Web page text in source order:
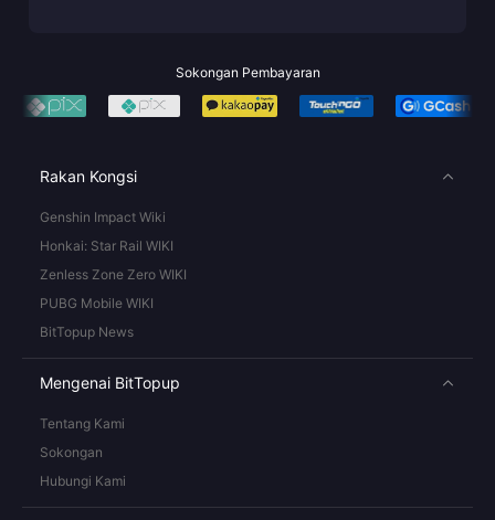
Sokongan Pembayaran
Rakan Kongsi
Genshin Impact Wiki
Honkai: Star Rail WIKI
Zenless Zone Zero WIKI
PUBG Mobile WIKI
BitTopup News
Mengenai BitTopup
Tentang Kami
Sokongan
Hubungi Kami